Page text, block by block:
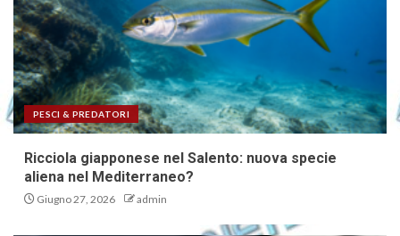
PESCI & PREDATORI
Ricciola giapponese nel Salento: nuova specie
aliena nel Mediterraneo?
Giugno 27, 2026 admin